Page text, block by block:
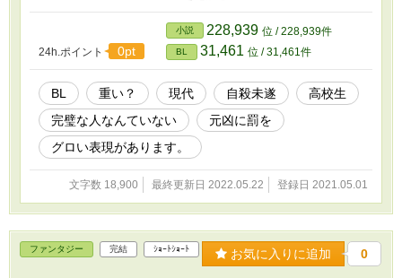
り家に寄り付かず、秀一に会えば成績について聞き、一番でなけれ
ば責める(暴力)。
24h.ポイント
0pt
小説 228,939 位 / 228,939件
BL 31,461 位 / 31,461件
BL 重い？ 現代 自殺未遂
高校生
完璧な人なんていない
元凶に罰を
グロい表現があります。
文字数 18,900 最終更新日 2022.05.22 登録日 2021.05.01
ファンタジー 完結 ｼｮｰﾄｼｮｰﾄ お気に入りに追加 0